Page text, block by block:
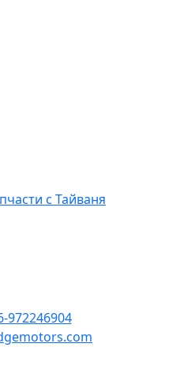
с Тайваня
972246904